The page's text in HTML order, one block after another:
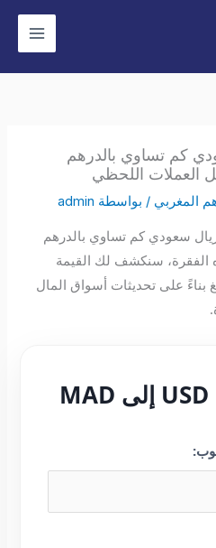
كم تساوي بالدرهم
اللحظي
/ بواسطة admin
900 ريال سعودي كم تساوي بالدرهم
سنكشف لك القيمة
على تحديثات أسواق المال